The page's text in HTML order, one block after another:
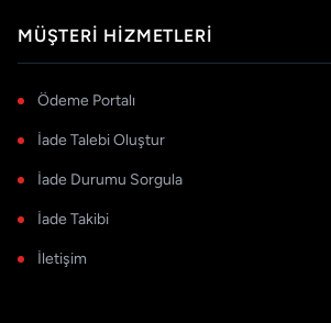
MÜŞTERI HIZMETLERI
Ödeme Portalı
İade Talebi Oluştur
İade Durumu Sorgula
İade Takibi
İletişim